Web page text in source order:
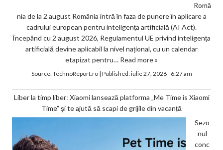
Româ
nia de la 2 august România intră în faza de punere în aplicare a
cadrului european pentru inteligența artificială (AI Act).
Începând cu 2 august 2026, Regulamentul UE privind inteligența
artificială devine aplicabil la nivel național, cu un calendar
etapizat pentru… Read more »
Source:TechnoReport.ro| Published:iulie 27, 2026 - 6:27 am
Liber la timp liber: Xiaomi lansează platforma „Me Time is Xiaomi
Time” și te ajută să scapi de grijile din vacanță
Sezo
nul
conc